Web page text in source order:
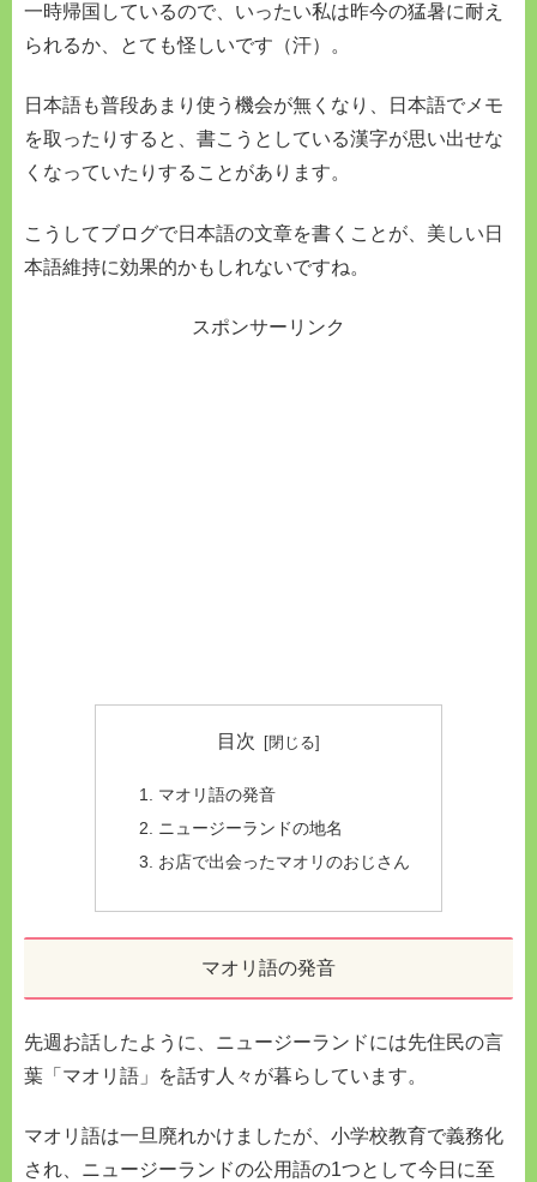
一時帰国しているので、いったい私は昨今の猛暑に耐え
られるか、とても怪しいです（汗）。
日本語も普段あまり使う機会が無くなり、日本語でメモ
を取ったりすると、書こうとしている漢字が思い出せな
くなっていたりすることがあります。
こうしてブログで日本語の文章を書くことが、美しい日
本語維持に効果的かもしれないですね。
スポンサーリンク
目次
マオリ語の発音
ニュージーランドの地名
お店で出会ったマオリのおじさん
マオリ語の発音
先週お話したように、ニュージーランドには先住民の言
葉「マオリ語」を話す人々が暮らしています。
マオリ語は一旦廃れかけましたが、小学校教育で義務化
され、ニュージーランドの公用語の1つとして今日に至